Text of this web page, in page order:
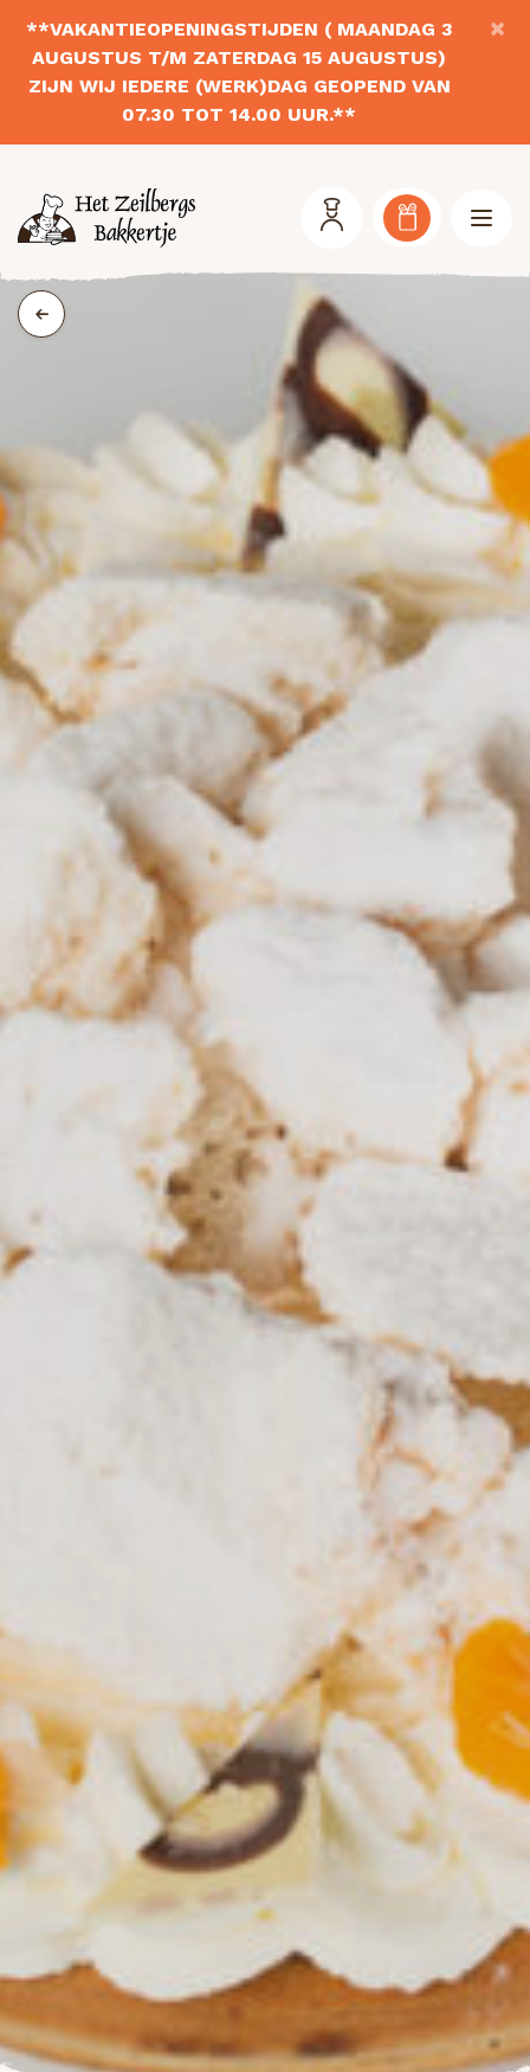
×
**VAKANTIEOPENINGSTIJDEN ( MAANDAG 3
AUGUSTUS T/M ZATERDAG 15 AUGUSTUS)
ZIJN WIJ IEDERE (WERK)DAG GEOPEND VAN
07.30 TOT 14.00 UUR.**